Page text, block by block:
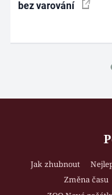
bez varování
Jak zhubnout
Změna času